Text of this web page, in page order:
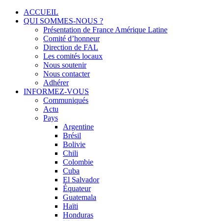
FRANCE AMERIQUE LATINE
Solidarité international et Amitiés entre les peuples
Menu
Skip
ACCUEIL
QUI SOMMES-NOUS ?
Présentation de France Amérique Latine
Comité d’honneur
Direction de FAL
Les comités locaux
Nous soutenir
Nous contacter
Adhérer
INFORMEZ-VOUS
Communiqués
Actu
Pays
Argentine
Brésil
Bolivie
Chili
Colombie
Cuba
El Salvador
Équateur
Guatemala
Haïti
Honduras